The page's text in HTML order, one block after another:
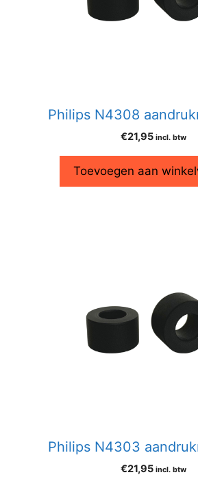
Philips N4308
€21,95 incl. btw
Toevoegen aan
Philips N4303
€21,95 incl. btw